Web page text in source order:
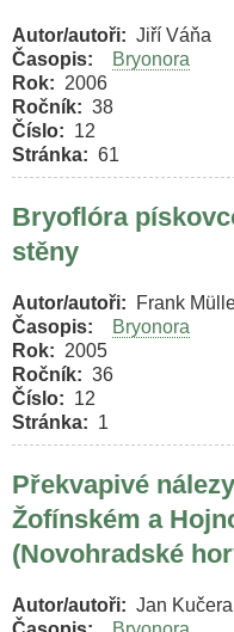
Autor/autoři
Jiří Váňa
Časopis
Bryonora
Rok
2006
Ročník
38
Číslo
12
Stránka
61
Bryoflóra
stěny
Autor/autoři
Frank
Časopis
Bryonora
Rok
2005
Ročník
36
Číslo
12
Stránka
1
Překvapivé
Žofínském a
(Novohradské
Autor/autoři
Jan Kučera